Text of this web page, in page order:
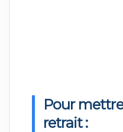
Pour
retrait :